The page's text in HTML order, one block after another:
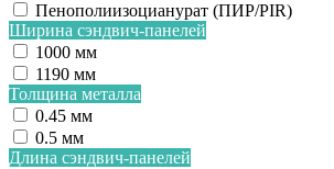
Пенополиизоцианурат (ПИР/PIR)
Ширина сэндвич-панелей
1000 мм
1190 мм
Толщина металла
0.45 мм
0.5 мм
Длина сэндвич-панелей